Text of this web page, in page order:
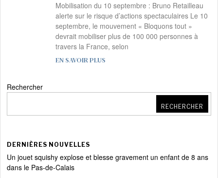
Mobilisation du 10 septembre : Bruno Retailleau
alerte sur le risque d’actions spectaculaires Le 10
septembre, le mouvement « Bloquons tout »
devrait mobiliser plus de 100 000 personnes à
travers la France, selon
EN SAVOIR PLUS
Rechercher
RECHERCHER
DERNIÈRES NOUVELLES
Un jouet squishy explose et blesse gravement un enfant de 8 ans
dans le Pas-de-Calais